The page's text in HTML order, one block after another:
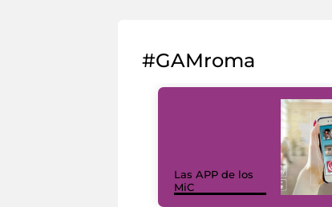
#GAMroma
Las APP de los
MiC